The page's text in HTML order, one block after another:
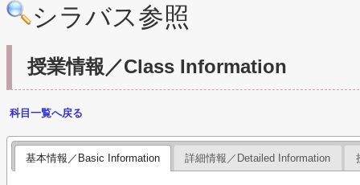
シラバス参照
授業情報／Class Information
科目一覧へ戻る
基本情報／Basic Information 詳細情報／Detailed Information